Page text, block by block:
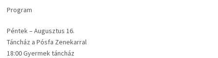
Program
Péntek – Augusztus 16.
Táncház a Pósfa Zenekarral
18:00 Gyermek táncház